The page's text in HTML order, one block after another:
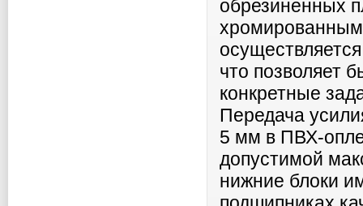
обрезиненных
хромированным
что позволяет
конкретные
Передача
5 мм в ПВХ-
допустимой
нижние блоки